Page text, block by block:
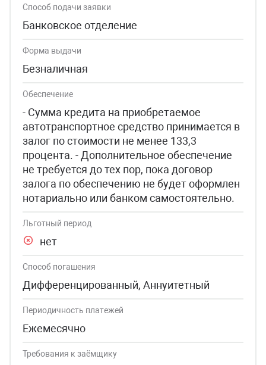
Способ подачи заявки
Банковское отделение
Форма выдачи
Безналичная
Обеспечение
- Сумма кредита на приобретаемое
автотранспортное средство принимается в
залог по стоимости не менее 133,3
процента. - Дополнительное обеспечение
не требуется до тех пор, пока договор
залога по обеспечению не будет оформлен
нотариально или банком самостоятельно.
Льготный период
нет
Способ погашения
Дифференцированный, Аннуитетный
Периодичность платежей
Ежемесячно
Требования к заёмщику